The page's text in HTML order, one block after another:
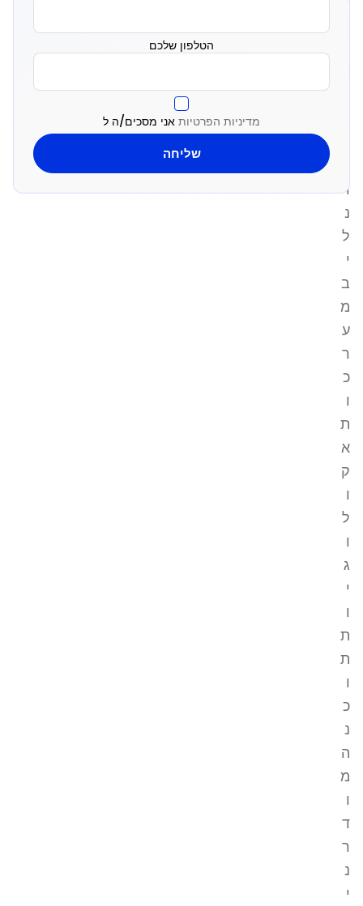
ו
נ
ל
י
ב
מ
ע
ר
כ
ו
ת
א
ק
ו
ל
ו
ג
י
ו
ת
ת
ו
כ
נ
ה
מ
ו
ד
ר
נ
י
הטלפון שלכם
מדיניות הפרטיות אני מסכים/ה ל